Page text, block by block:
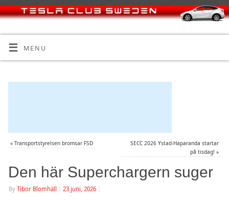
MENU
« Transportstyrelsen bromsar FSD
SECC 2026 Ystad-Haparanda startar
på tisdag! »
Den här Superchargern suger
By Tibor Blomhäll 23 juni, 2026